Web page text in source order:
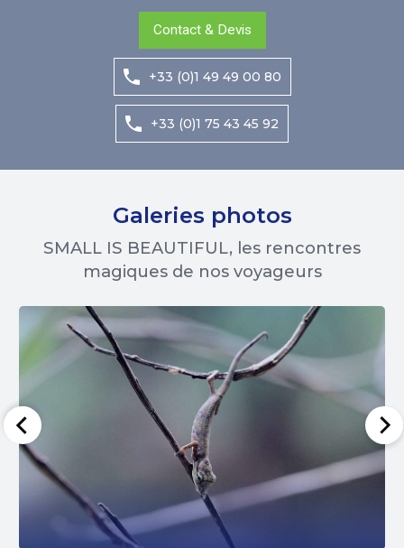
Contact & Devis
+33 (0)1 49 49 00 80
+33 (0)1 75 43 45 92
Galeries photos
SMALL IS BEAUTIFUL, les rencontres
magiques de nos voyageurs